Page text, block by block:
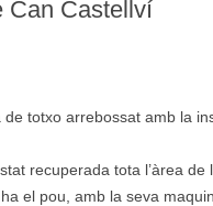
Can Castellví
totxo arrebossat amb la
recuperada tota l’àrea
el pou, amb la seva